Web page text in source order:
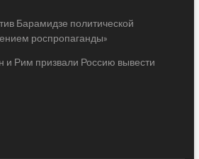
Барамидзе политической
роспропаганды»
и Рим призвали Россию вывести